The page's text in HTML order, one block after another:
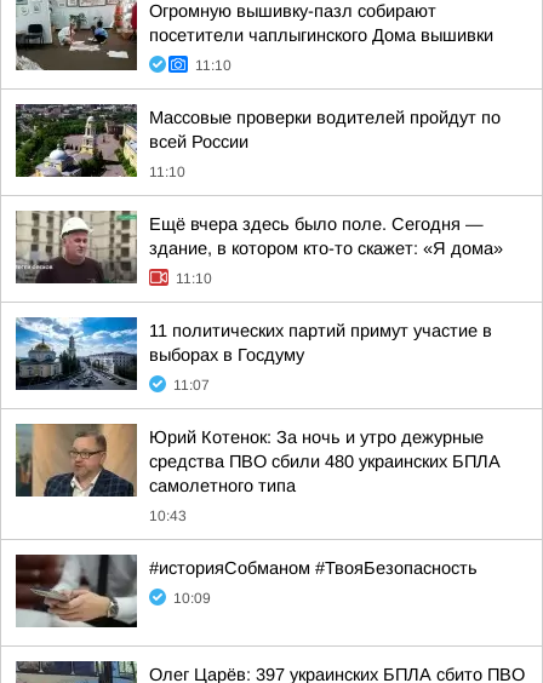
Огромную вышивку-пазл собирают
посетители чаплыгинского Дома вышивки
11:10
Массовые проверки водителей пройдут по
всей России
11:10
Ещё вчера здесь было поле. Сегодня —
здание, в котором кто-то скажет: «Я дома»
11:10
11 политических партий примут участие в
выборах в Госдуму
11:07
Юрий Котенок: За ночь и утро дежурные
средства ПВО сбили 480 украинских БПЛА
самолетного типа
10:43
#историяСобманом #ТвояБезопасность
10:09
Олег Царёв: 397 украинских БПЛА сбито ПВО